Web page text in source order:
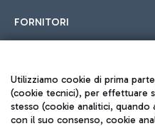
FORNITORI
Seguici sui social
Utilizziamo cookie di prima
(cookie tecnici), per effettuare
stesso (cookie analitici, quando
con il suo consenso, cookie